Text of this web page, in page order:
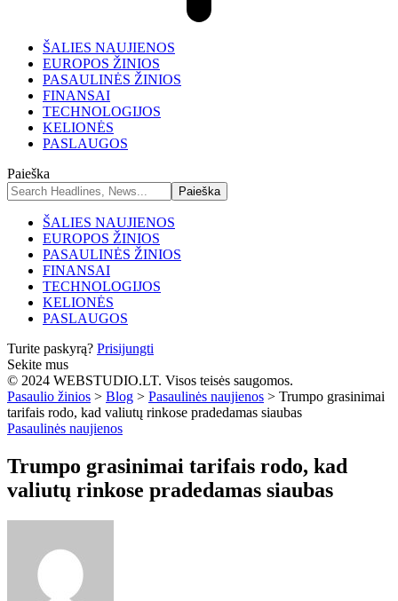
ŠALIES NAUJIENOS
EUROPOS ŽINIOS
PASAULINĖS ŽINIOS
FINANSAI
TECHNOLOGIJOS
KELIONĖS
PASLAUGOS
Paieška
ŠALIES NAUJIENOS
EUROPOS ŽINIOS
PASAULINĖS ŽINIOS
FINANSAI
TECHNOLOGIJOS
KELIONĖS
PASLAUGOS
Turite paskyrą? Prisijungti
Sekite mus
© 2024 WEBSTUDIO.LT. Visos teisės saugomos.
Pasaulio žinios > Blog > Pasaulinės naujienos > Trumpo grasinimai
tarifais rodo, kad valiutų rinkose pradedamas siaubas
Pasaulinės naujienos
Trumpo grasinimai tarifais rodo, kad
valiutų rinkose pradedamas siaubas